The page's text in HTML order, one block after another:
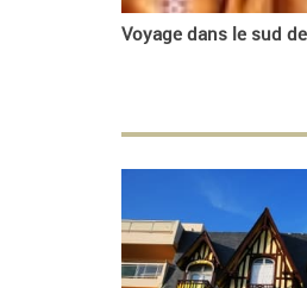
Voyage dans le sud